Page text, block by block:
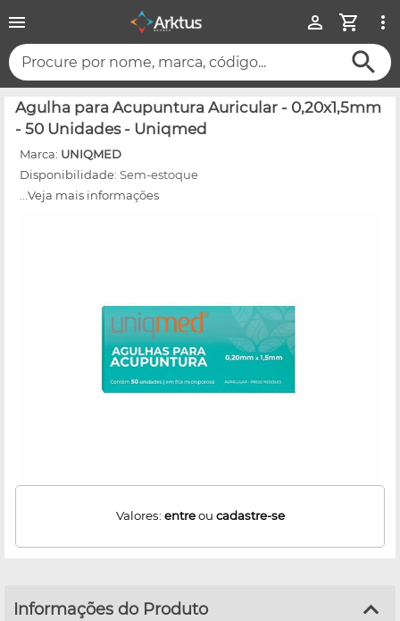
Procure por nome, marca, código...
Agulha para Acupuntura Auricular - 0,20x1,5mm
- 50 Unidades - Uniqmed
Marca: UNIQMED
Disponibilidade: Sem-estoque
...Veja mais informações
Valores: entreou cadastre-se
Informações do Produto